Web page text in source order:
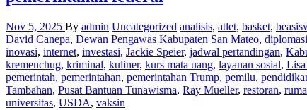
Nov 5, 2025 By admin Uncategorized analisis, atlet, basket,
David Canepa, Dewan Pengawas Kabupaten San Mateo, diplomasi
inovasi, internet, investasi, Jackie Speier, jadwal pertandingan,
kremenchug, kriminal, kuliner, kurs mata uang, layanan sosial,
pemerintah, pemerintahan, pemerintahan Trump, pemilu,
Tambahan, Pusat Bantuan Tunawisma, Ray Mueller, restoran,
universitas, USDA, vaksin